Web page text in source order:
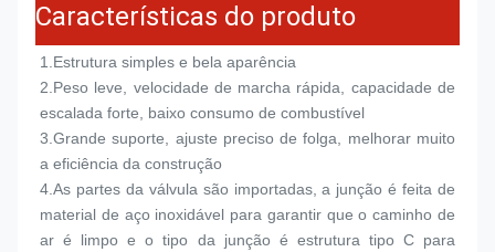
Características do produto
1. Estrutura simples e bela aparência
2. Peso leve, velocidade de marcha rápida, capacidade de
escalada forte, baixo consumo de combustível
3. Grande suporte, ajuste preciso de folga, melhorar muito
a eficiência da construção
4. As partes da válvula são importadas, a junção é feita de
material de aço inoxidável para garantir que o caminho de
ar é limpo e o tipo da junção é estrutura tipo C para